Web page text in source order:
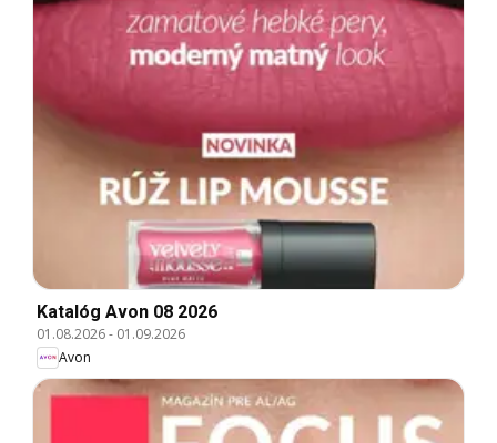
Katalóg Avon 08 2026
01.08.2026- 01.09.2026
Avon